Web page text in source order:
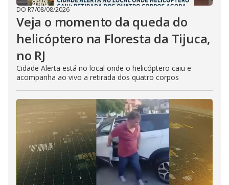
DO R7/08/08/2026
Veja o momento da queda do
helicóptero na Floresta da Tijuca,
no RJ
Cidade Alerta está no local onde o helicóptero caiu e
acompanha ao vivo a retirada dos quatro corpos